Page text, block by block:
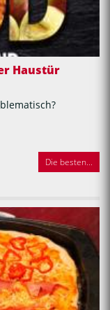
Haustür
Die besten...